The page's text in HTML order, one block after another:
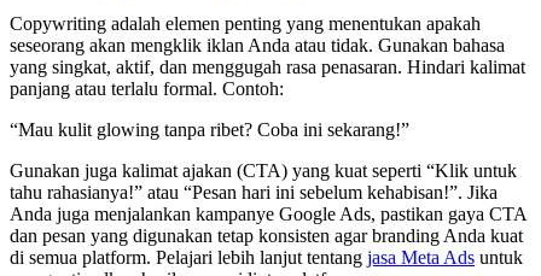
Copywriting adalah elemen penting yang menentukan apakah
seseorang akan mengklik iklan Anda atau tidak. Gunakan bahasa
yang singkat, aktif, dan menggugah rasa penasaran. Hindari kalimat
panjang atau terlalu formal. Contoh:
“Mau kulit glowing tanpa ribet? Coba ini sekarang!”
Gunakan juga kalimat ajakan (CTA) yang kuat seperti “Klik untuk
tahu rahasianya!” atau “Pesan hari ini sebelum kehabisan!”. Jika
Anda juga menjalankan kampanye Google Ads, pastikan gaya CTA
dan pesan yang digunakan tetap konsisten agar branding Anda kuat
di semua platform. Pelajari lebih lanjut tentang jasa Meta Ads untuk